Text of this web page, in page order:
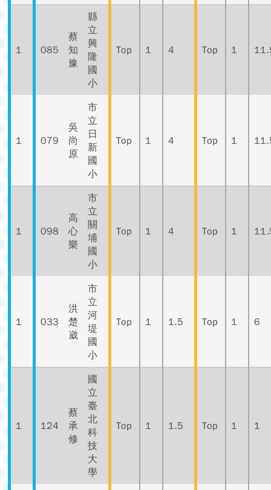
1 085
蔡
知
豫
縣
立
興
隆
國
小
Top 1 4 Top 1
1 079
吳
尚
原
市
立
日
新
國
小
Top 1 4 Top 1
1 098
高
心
樂
市
立
關
埔
國
小
Top 1 4 Top 1
1 033
洪
楚
崴
市
立
河
堤
國
小
Top 1 1.5 Top 1 6
1 124
蔡
承
修
國
立
臺
北
科
技
大
學
Top 1 1.5 Top 1 1